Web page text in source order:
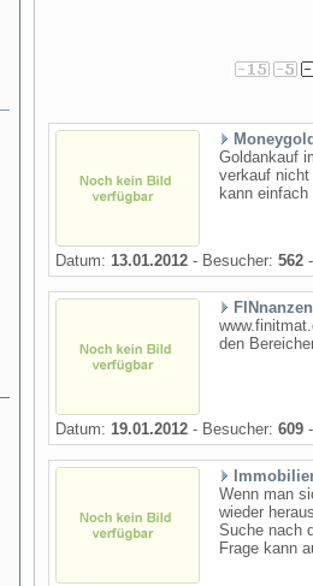
Goldankauf
verkauf nicht
kann
Datum: 13.01.2012 - Besucher: 562
den
Datum: 19.01.2012 - Besucher: 609
Wenn man
wieder
Suche nach
Frage kann